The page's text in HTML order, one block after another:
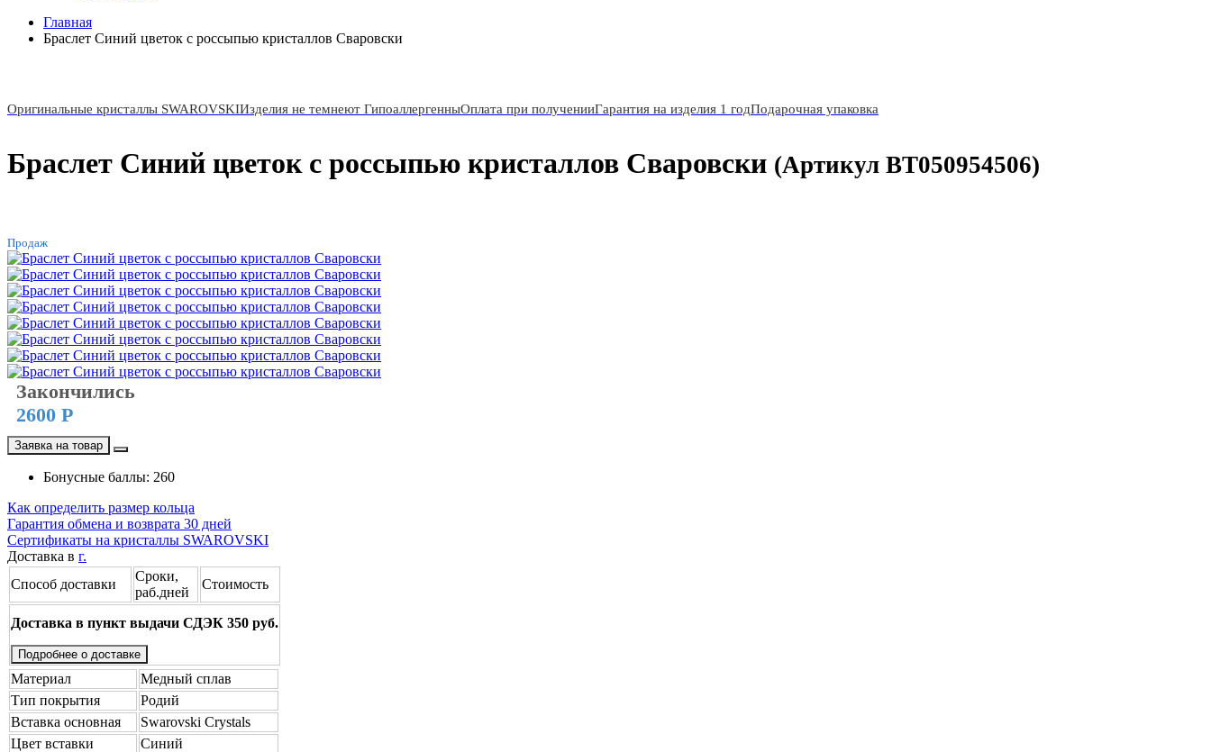
Главная
Браслет Синий цветок с россыпью кристаллов Сваровски
Оригинальные кристаллы SWAROVSKIИзделия не темнеют ГипоаллергенныОплата при полученииГарантия на изделия 1 годПодарочная упаковка
Браслет Синий цветок с россыпью кристаллов Сваровски (Артикул BT050954506)
Продаж
Закончились
2600 Р
Заявка на товар
Бонусные баллы: 260
Как определить размер кольца
Гарантия обмена и возврата 30 дней
Сертификаты на кристаллы SWAROVSKI
Доставка в г.
Способ доставки
Сроки,
раб.дней
Стоимость
Доставка в пункт выдачи СДЭК 350 руб.
Подробнее о доставке
Материал
Медный сплав
Тип покрытия
Родий
Вставка основная
Swarovski Crystals
Цвет вставки
Синий